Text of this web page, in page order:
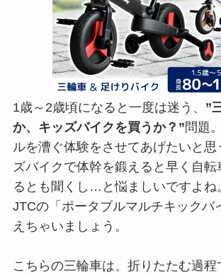
1歳～2歳頃になると一度は迷う、 ”
か、キッズバイクを買うか？”問題
ルを漕ぐ体験をさせてあげたいと思
ズバイクで体幹を鍛えると早く自転
るとも聞くし…と悩ましいですよね
JTCの「ポータブルマルチキックバ
えちゃいましょう。
こちらの三輪車は、折りたたむ過程